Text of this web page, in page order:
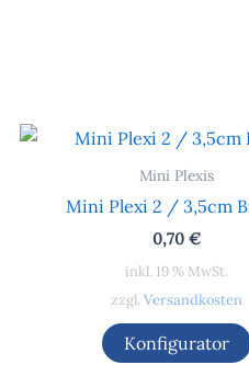
Mini Plexis
Mini Plexi 2 / 3,5cm
0,70 €
inkl. 19 % MwSt.
zzgl. Versandkosten
Konfigurator